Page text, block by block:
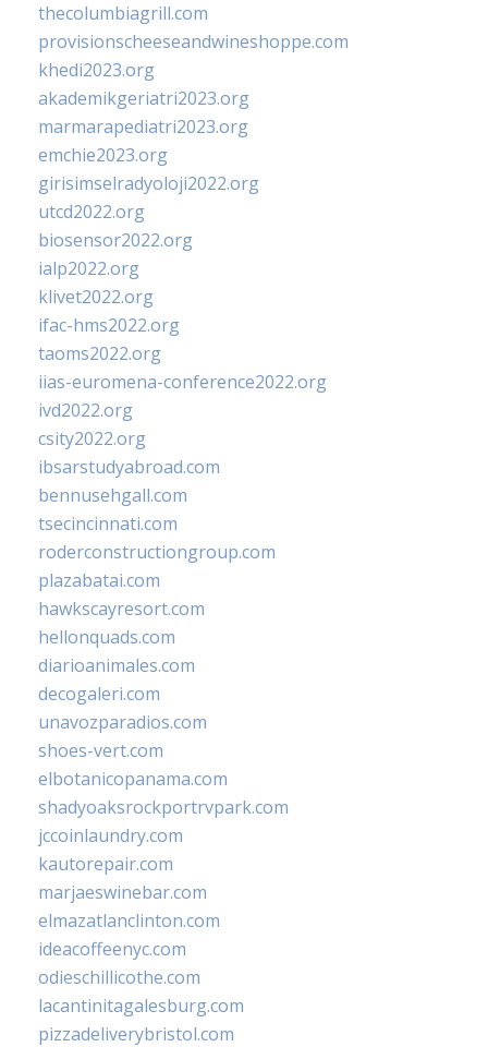
thecolumbiagrill.com
provisionscheeseandwineshoppe.com
khedi2023.org
akademikgeriatri2023.org
marmarapediatri2023.org
emchie2023.org
girisimselradyoloji2022.org
utcd2022.org
biosensor2022.org
ialp2022.org
klivet2022.org
ifac-hms2022.org
taoms2022.org
iias-euromena-conference2022.org
ivd2022.org
csity2022.org
ibsarstudyabroad.com
bennusehgall.com
tsecincinnati.com
roderconstructiongroup.com
plazabatai.com
hawkscayresort.com
hellonquads.com
diarioanimales.com
decogaleri.com
unavozparadios.com
shoes-vert.com
elbotanicopanama.com
shadyoaksrockportrvpark.com
jccoinlaundry.com
kautorepair.com
marjaeswinebar.com
elmazatlanclinton.com
ideacoffeenyc.com
odieschillicothe.com
lacantinitagalesburg.com
pizzadeliverybristol.com